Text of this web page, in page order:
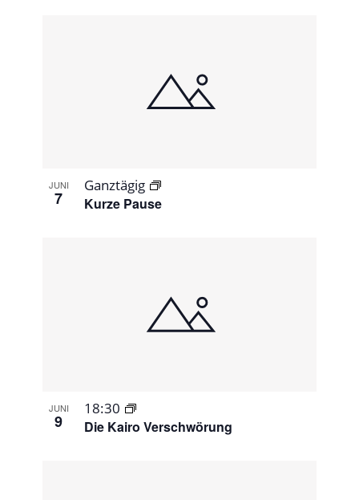
JUNI
7 Kurze Pause
Ganztägig
JUNI
9 Die Kairo Verschwörung
18:30